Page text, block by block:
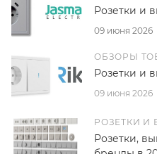
09 июня 2026
Розетки и
ОБЗОРЫ
09 июня 2026
Розетки и
РОЗЕТКИ И
Розетки,